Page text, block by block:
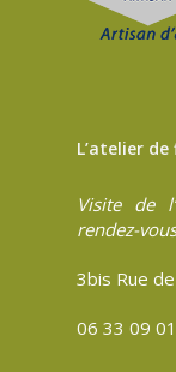
L’atelier
Visite de
rendez-vous
3bis Rue
06 33 09